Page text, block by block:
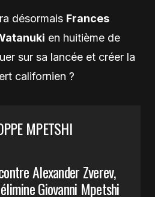
désormais Frances
en huitième de
sur sa lancée et créer la
californien ?
MPETSHI
Alexander Zverev,
Giovanni Mpetshi